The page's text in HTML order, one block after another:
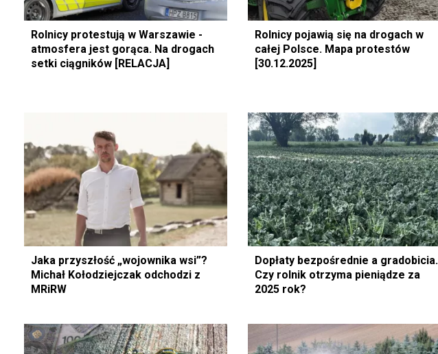
Rolnicy protestują w Warszawie -
atmosfera jest gorąca. Na drogach
setki ciągników [RELACJA]
Rolnicy pojawią się na drogach w
całej Polsce. Mapa protestów
[30.12.2025]
Jaka przyszłość „wojownika wsi”?
Michał Kołodziejczak odchodzi z
MRiRW
Dopłaty bezpośrednie a gradobicia.
Czy rolnik otrzyma pieniądze za
2025 rok?